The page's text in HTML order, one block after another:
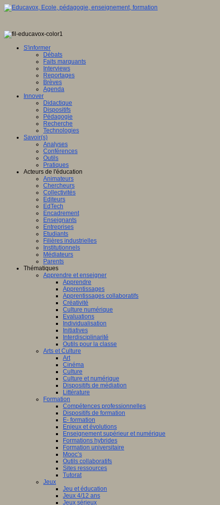
S'informer
Débats
Faits marquants
Interviews
Reportages
Brèves
Agenda
Innover
Didactique
Dispositifs
Pédagogie
Recherche
Technologies
Savoir(s)
Analyses
Conférences
Outils
Pratiques
Acteurs de l'éducation
Animateurs
Chercheurs
Collectivités
Editeurs
EdTech
Encadrement
Enseignants
Entreprises
Etudiants
Filières industrielles
Institutionnels
Médiateurs
Parents
Thématiques
Apprendre et enseigner
Apprendre
Apprentissages
Apprentissages collaboratifs
Créativité
Culture numérique
Evaluations
Individualisation
Initiatives
Interdisciplinarité
Outils pour la classe
Arts et Culture
Art
Cinéma
Culture
Culture et numérique
Dispositifs de médiation
Littérature
Formation
Compétences professionnelles
Dispositifs de formation
E- formation
Enjeux et évolutions
Enseignement supérieur et numérique
Formations hybrides
Formation universitaire
Mooc’s
Outils collaboratifs
Sites ressources
Tutorat
Jeux
Jeu et éducation
Jeux 4/12 ans
Jeux sérieux